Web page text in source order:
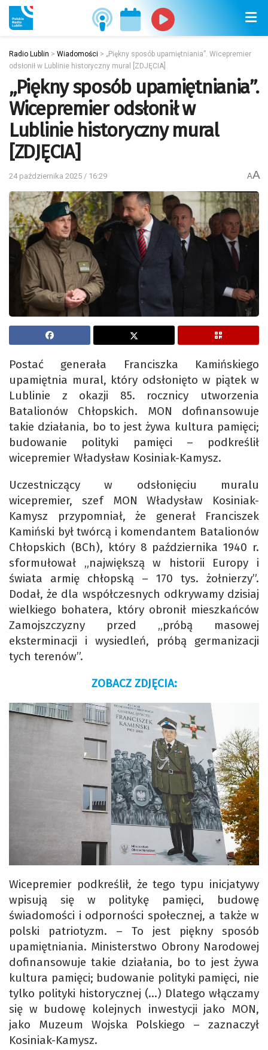
Radio Lublin > Wiadomości > „Piękny sposób upamiętniania”. Wicepremier
odsłonił w Lublinie historyczny mural [ZDJĘCIA]
„Piękny sposób upamiętniania”.
Wicepremier odsłonił w
Lublinie historyczny mural
[ZDJĘCIA]
24 października 2025 / 16:29 AA
Postać generała Franciszka Kamińskiego
upamiętnia mural, który odsłonięto w piątek w
Lublinie z okazji 85. rocznicy utworzenia
Batalionów Chłopskich. MON dofinansowuje
takie działania, bo to jest żywa kultura pamięci;
budowanie polityki pamięci – podkreślił
wicepremier Władysław Kosiniak-Kamysz.
Uczestniczący w odsłonięciu muralu
wicepremier, szef MON Władysław Kosiniak-
Kamysz przypomniał, że generał Franciszek
Kamiński był twórcą i komendantem Batalionów
Chłopskich (BCh), który 8 października 1940 r.
sformułował „największą w historii Europy i
świata armię chłopską – 170 tys. żołnierzy”.
Dodał, że dla współczesnych odkrywamy dzisiaj
wielkiego bohatera, który obronił mieszkańców
Zamojszczyzny przed „próbą masowej
eksterminacji i wysiedleń, próbą germanizacji
tych terenów”.
ZOBACZ ZDJĘCIA:
Wicepremier podkreślił, że tego typu inicjatywy
wpisują się w politykę pamięci, budowę
świadomości i odporności społecznej, a także w
polski patriotyzm. – To jest piękny sposób
upamiętniania. Ministerstwo Obrony Narodowej
dofinansowuje takie działania, bo to jest żywa
kultura pamięci; budowanie polityki pamięci, nie
tylko polityki historycznej (…) Dlatego włączamy
się w budowę kolejnych inwestycji jako MON,
jako Muzeum Wojska Polskiego – zaznaczył
Kosiniak-Kamysz.